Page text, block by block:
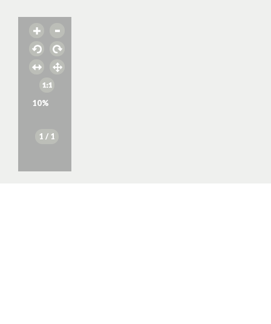
10%
1 / 1